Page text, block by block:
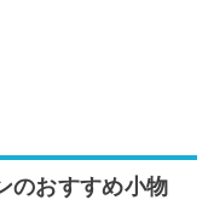
のおすすめ小物